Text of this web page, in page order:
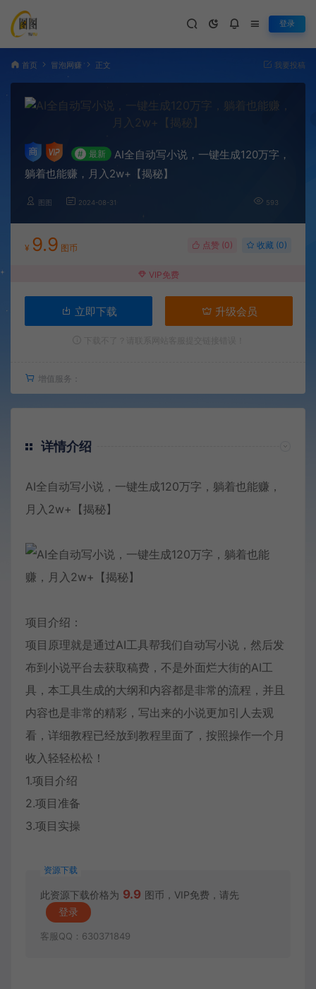
登录
首页 冒泡网赚 正文 我要投稿
# 最新
AI全自动写小说，一键生成120万字，
躺着也能赚，月入2w+【揭秘】
图图 2024-08-31 593
¥ 9.9 图币 点赞 (0) 收藏 (0)
VIP免费
立即下载 升级会员
增值服务：
详情介绍
AI全自动写小说，一键生成120万字，躺着也能赚，
月入2w+【揭秘】
项目介绍：
项目原理就是通过AI工具帮我们自动写小说，然后发
布到小说平台去获取稿费，不是外面烂大街的AI工
具，本工具生成的大纲和内容都是非常的流程，并且
内容也是非常的精彩，写出来的小说更加引人去观
看，详细教程已经放到教程里面了，按照操作一个月
收入轻轻松松！
1.项目介绍
2.项目准备
3.项目实操
资源下载
此资源下载价格为 9.9 图币，VIP免费，请先
登录
客服QQ：630371849